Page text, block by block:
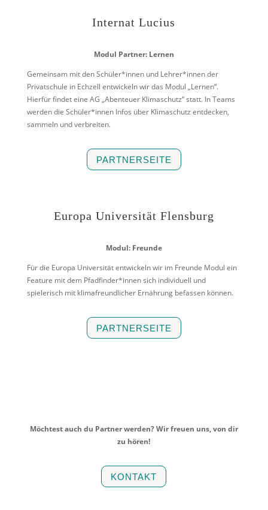
Internat Lucius
Modul Partner: Lernen
Gemeinsam mit den Schüler*innen und Lehrer*innen der
Privatschule in Echzell entwickeln wir das Modul „Lernen“.
Hierfür findet eine AG „Abenteuer Klimaschutz“ statt. In Teams
werden die Schüler*innen Infos über Klimaschutz entdecken,
sammeln und verbreiten.
PARTNERSEITE
Europa Universität Flensburg
Modul: Freunde
Für die Europa Universität entwickeln wir im Freunde Modul ein
Feature mit dem Pfadfinder*innen sich individuell und
spielerisch mit klimafreundlicher Ernährung befassen können.
PARTNERSEITE
Möchtest auch du Partner werden? Wir freuen uns, von dir
zu hören!
KONTAKT